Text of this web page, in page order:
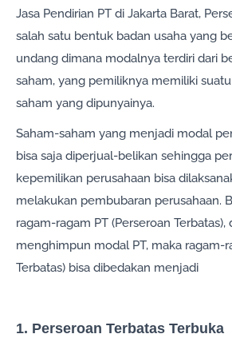
Jasa Pendirian PT di Jakarta Barat,
salah satu bentuk badan usaha yang
undang dimana modalnya terdiri dari
saham, yang pemiliknya memiliki
saham yang dipunyainya.
Saham-saham yang menjadi modal
bisa saja diperjual-belikan sehingga
kepemilikan perusahaan bisa
melakukan pembubaran perusahaan.
ragam-ragam PT (Perseroan Terbatas),
menghimpun modal PT, maka ragam-
Terbatas) bisa dibedakan menjadi
1. Perseroan Terbatas Terbuka